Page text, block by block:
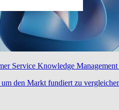
Service Knowledge Management
den Markt fundiert zu